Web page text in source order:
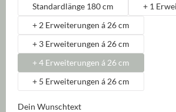
Standardlänge 180 cm
+ 1
+ 2 Erweiterungen á 26 cm
+ 3 Erweiterungen á 26 cm
+ 4 Erweiterungen á 26 cm
+ 5 Erweiterungen á 26 cm
Dein Wunschtext